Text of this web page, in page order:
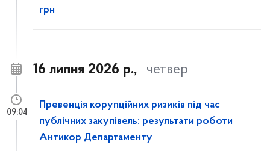
грн
16 липня 2026 р., четвер
Превенція корупційних ризиків під час
публічних закупівель: результати роботи
Антикор Департаменту
09:04